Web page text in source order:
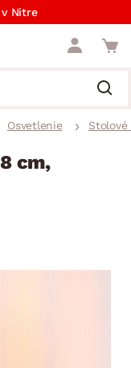
Nitre
Osvetlenie
cm,